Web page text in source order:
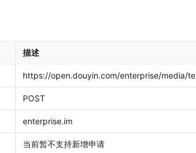
描述
https://open.douyin.com/enterprise/media/
POST
enterprise.im
当前暂不支持新增申请